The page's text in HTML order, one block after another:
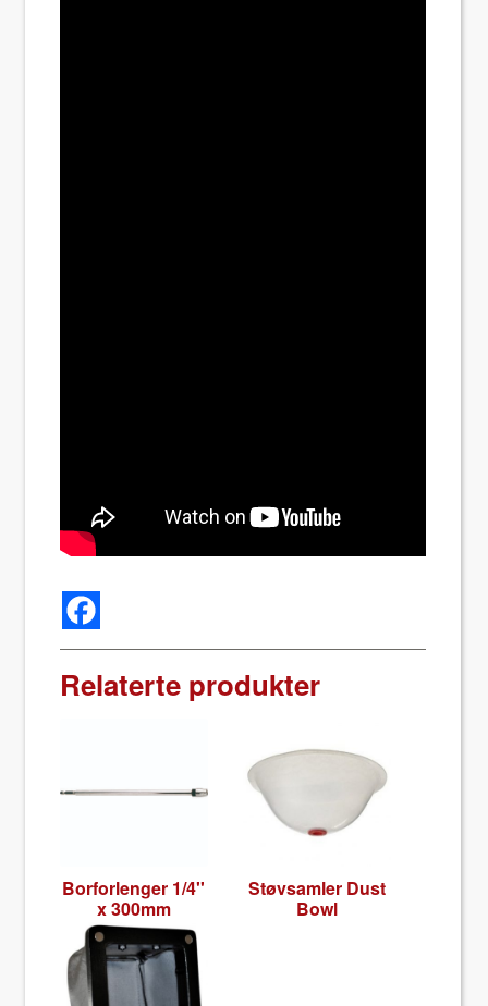
Relaterte produkter
Bor­for­lenger 1/4''
x 300mm
Støvsam­ler Dust
Bowl